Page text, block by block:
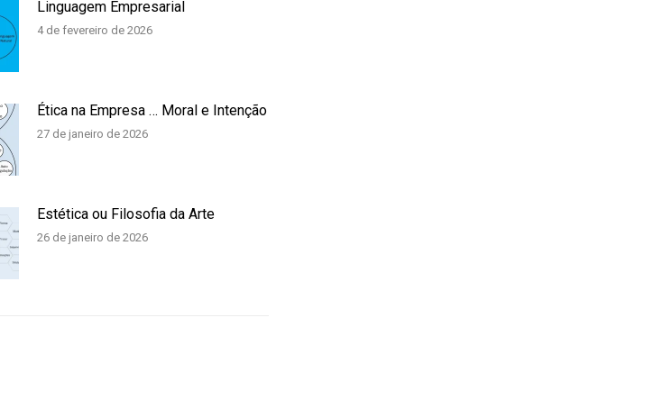
Linguagem Empresarial
4 de fevereiro de 2026
Ética na Empresa … Moral e Intenção
27 de janeiro de 2026
Estética ou Filosofia da Arte
26 de janeiro de 2026